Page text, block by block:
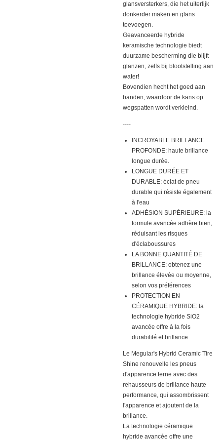
glansversterkers, die het uiterlijk
donkerder maken en glans
toevoegen.
Geavanceerde hybride
keramische technologie biedt
duurzame bescherming die blijft
glanzen, zelfs bij blootstelling aan
water!
Bovendien hecht het goed aan
banden, waardoor de kans op
wegspatten wordt verkleind.
----
INCROYABLE BRILLANCE
PROFONDE: haute brillance
longue durée.
LONGUE DURÉE ET
DURABLE: éclat de pneu
durable qui résiste également
à l'eau
ADHÉSION SUPÉRIEURE: la
formule avancée adhère bien,
réduisant les risques
d'éclaboussures
LA BONNE QUANTITÉ DE
BRILLANCE: obtenez une
brillance élevée ou moyenne,
selon vos préférences
PROTECTION EN
CÉRAMIQUE HYBRIDE: la
technologie hybride SiO2
avancée offre à la fois
durabilité et brillance
Le Meguiar's Hybrid Ceramic Tire
Shine renouvelle les pneus
d'apparence terne avec des
rehausseurs de brillance haute
performance, qui assombrissent
l'apparence et ajoutent de la
brillance.
La technologie céramique
hybride avancée offre une